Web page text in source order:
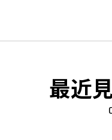
最近